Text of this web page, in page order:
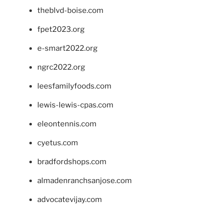
theblvd-boise.com
fpet2023.org
e-smart2022.org
ngrc2022.org
leesfamilyfoods.com
lewis-lewis-cpas.com
eleontennis.com
cyetus.com
bradfordshops.com
almadenranchsanjose.com
advocatevijay.com